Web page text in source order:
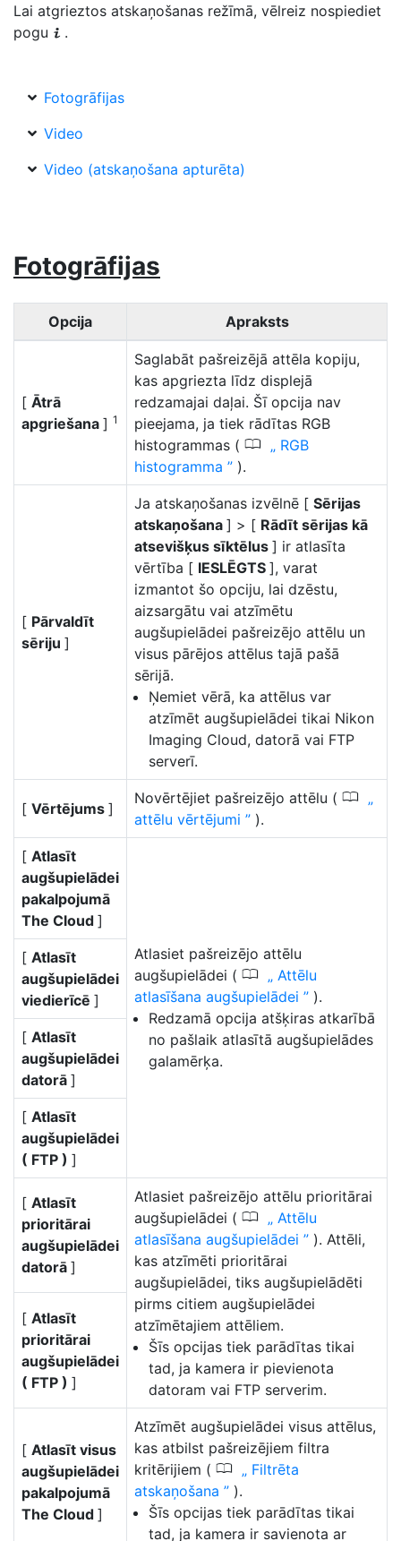
Lai atgrieztos atskaņošanas režīmā, vēlreiz nospiediet
pogu i .
Fotogrāfijas
Video
Video (atskaņošana apturēta)
Fotogrāfijas
Opcija Apraksts
[ Ātrā
apgriešana ] 1
Saglabāt pašreizējā attēla kopiju,
kas apgriezta līdz displejā
redzamajai daļai. Šī opcija nav
pieejama, ja tiek rādītas RGB
histogrammas ( 0
RGB
histogramma
).
[ Pārvaldīt
sēriju ]
Ja atskaņošanas izvēlnē [ Sērijas
atskaņošana ] > [ Rādīt sērijas kā
atsevišķus sīktēlus ] ir atlasīta
vērtība [ IESLĒGTS ], varat
izmantot šo opciju, lai dzēstu,
aizsargātu vai atzīmētu
augšupielādei pašreizējo attēlu un
visus pārējos attēlus tajā pašā
sērijā.
Ņemiet vērā, ka attēlus var
atzīmēt augšupielādei tikai Nikon
Imaging Cloud, datorā vai FTP
serverī.
[ Vērtējums ]
Novērtējiet pašreizējo attēlu ( 0
attēlu vērtējumi ).
[ Atlasīt
augšupielādei
pakalpojumā
The Cloud ]
Atlasiet pašreizējo attēlu
augšupielādei ( 0
Attēlu
atlasīšana augšupielādei
).
Redzamā opcija atšķiras atkarībā
no pašlaik atlasītā augšupielādes
galamērķa.
[ Atlasīt
augšupielādei
viedierīcē ]
[ Atlasīt
augšupielādei
datorā ]
[ Atlasīt
augšupielādei
( FTP ) ]
[ Atlasīt
prioritārai
augšupielādei
datorā ]
Atlasiet pašreizējo attēlu prioritārai
augšupielādei ( 0
Attēlu
atlasīšana augšupielādei
). Attēli,
kas atzīmēti prioritārai
augšupielādei, tiks augšupielādēti
pirms citiem augšupielādei
atzīmētajiem attēliem.
Šīs opcijas tiek parādītas tikai
tad, ja kamera ir pievienota
datoram vai FTP serverim.
[ Atlasīt
prioritārai
augšupielādei
( FTP ) ]
[ Atlasīt visus
augšupielādei
pakalpojumā
The Cloud ]
Atzīmēt augšupielādei visus attēlus,
kas atbilst pašreizējiem filtra
kritērijiem ( 0
Filtrēta
atskaņošana
).
Šīs opcijas tiek parādītas tikai
tad, ja kamera ir savienota ar